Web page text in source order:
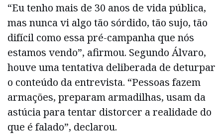
“Eu tenho mais de 30 anos de vida pública,
mas nunca vi algo tão sórdido, tão sujo, tão
difícil como essa pré-campanha que nós
estamos vendo”, afirmou. Segundo Álvaro,
houve uma tentativa deliberada de deturpar
o conteúdo da entrevista. “Pessoas fazem
armações, preparam armadilhas, usam da
astúcia para tentar distorcer a realidade do
que é falado”, declarou.